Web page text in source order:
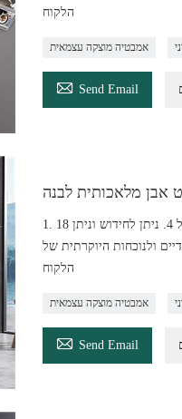
הלקוח
אמבטיה מוצקה עצמאית
 Send Email
1. 18 שנות ניסיון בייצור מאז2004 2. ציוד מתקדם ומערכת ניהול שיטתית, מעל 200 עיצובים מעוצבים, גם להתאמה אישית 3. ניקוי קל 4. ניתן לחידוש וניתן
אישית לעיצובים בלעדיים ולנוכחות היוקרתית של
הלקוח
אמבטיה מוצקה עצמאית
 Send Email